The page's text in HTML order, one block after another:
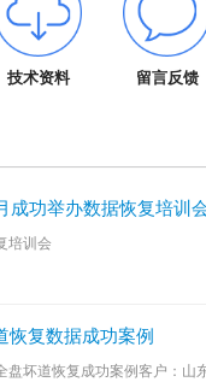
技术资料 留言反馈
成功举办数据恢复培训
培训会
恢复数据成功案例
坏道恢复成功案例客户：山